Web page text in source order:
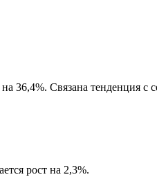
36,4%. Связана тенденция с
рост на 2,3%.